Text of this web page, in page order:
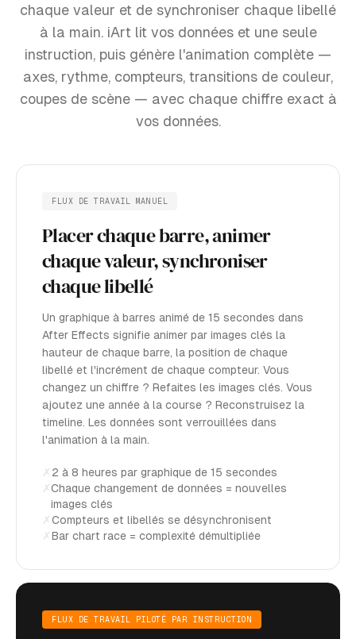
chaque valeur et de synchroniser chaque libellé
à la main. iArt lit vos données et une seule
instruction, puis génère l'animation complète —
axes, rythme, compteurs, transitions de couleur,
coupes de scène — avec chaque chiffre exact à
vos données.
FLUX DE TRAVAIL MANUEL
Placer chaque barre, animer
chaque valeur, synchroniser
chaque libellé
Un graphique à barres animé de 15 secondes dans
After Effects signifie animer par images clés la
hauteur de chaque barre, la position de chaque
libellé et l'incrément de chaque compteur. Vous
changez un chiffre ? Refaites les images clés. Vous
ajoutez une année à la course ? Reconstruisez la
timeline. Les données sont verrouillées dans
l'animation à la main.
✗ 2 à 8 heures par graphique de 15 secondes
✗Chaque changement de données = nouvelles
images clés
✗ Compteurs et libellés se désynchronisent
✗Bar chart race = complexité démultipliée
FLUX DE TRAVAIL PILOTÉ PAR INSTRUCTION